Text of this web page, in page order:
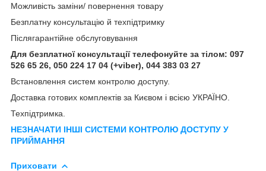
Можливість заміни/ повернення товару
Безплатну консультацію й техпідтримку
Післягарантійне обслуговування
Для безплатної консультації телефонуйте за тілом: 097
526 65 26, 050 224 17 04 (+viber), 044 383 03 27
Встановлення систем контролю доступу.
Доставка готових комплектів за Києвом і всією УКРАЇНО.
Техпідтримка.
НЕЗНАЧАТИ ІНШІ СИСТЕМИ КОНТРОЛЮ ДОСТУПУ У
ПРИЙМАННЯ
Приховати